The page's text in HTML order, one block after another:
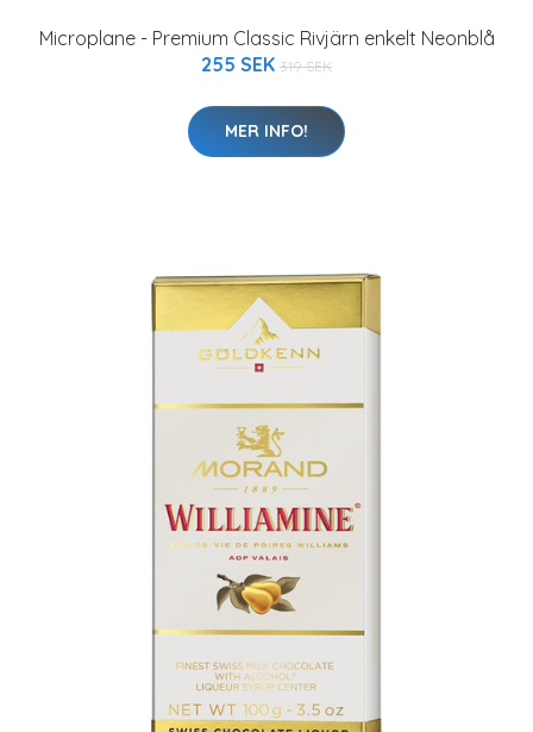
Microplane - Premium Classic Rivjärn enkelt Neonblå
255 SEK 319 SEK
MER INFO!